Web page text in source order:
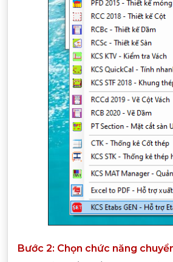
Bước 2: Chọn chức năng